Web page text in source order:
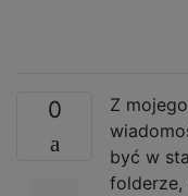
0
Z
być w